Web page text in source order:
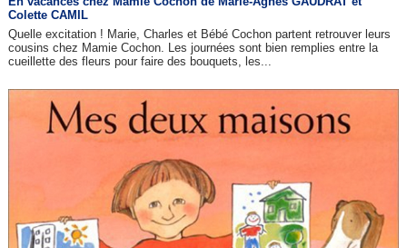
Colette CAMIL
Quelle excitation ! Marie, Charles et Bébé Cochon partent retrouver leurs
cousins chez Mamie Cochon. Les journées sont bien remplies entre la
cueillette des fleurs pour faire des bouquets, les...